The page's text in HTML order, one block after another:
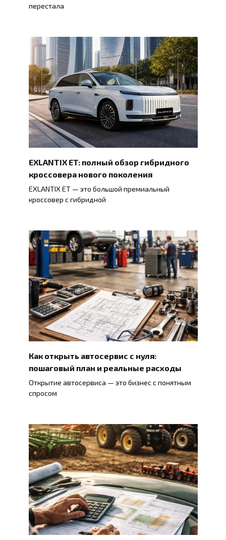
перестала
EXLANTIX ET: полный обзор гибридного
кроссовера нового поколения
EXLANTIX ET — это большой премиальный
кроссовер с гибридной
Как открыть автосервис с нуля:
пошаговый план и реальные расходы
Открытие автосервиса — это бизнес с понятным
спросом